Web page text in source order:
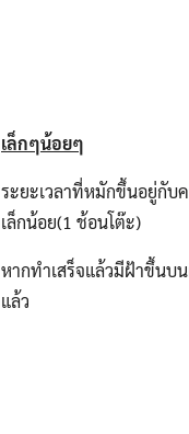
เล็กๆน้อยๆ
ระยะเวลาที่หมักขึ้นอยู่กับ
เล็กน้อย(1 ช้อนโต๊ะ)
หากทำเสร็จแล้วมีฝ้าขึ้นบ
แล้ว